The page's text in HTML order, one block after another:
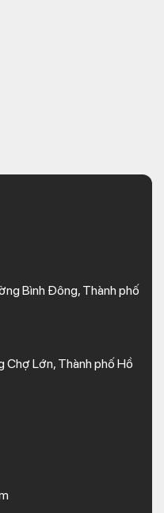
Bình Đông, Thành phố
Chợ Lớn, Thành phố Hồ